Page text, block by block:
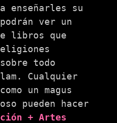
enseñarles su
ver un
libros que
todo
Cualquier
un magus
pueden hacer
+ Artes